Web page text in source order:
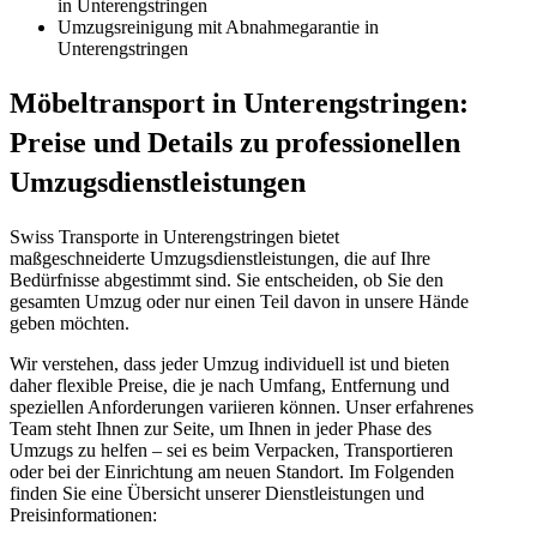
in Unterengstringen
Umzugsreinigung mit Abnahmegarantie in
Unterengstringen
Möbeltransport in Unterengstringen:
Preise und Details zu professionellen
Umzugsdienstleistungen
Swiss Transporte in Unterengstringen bietet
maßgeschneiderte Umzugsdienstleistungen, die auf Ihre
Bedürfnisse abgestimmt sind. Sie entscheiden, ob Sie den
gesamten Umzug oder nur einen Teil davon in unsere Hände
geben möchten.
Wir verstehen, dass jeder Umzug individuell ist und bieten
daher flexible Preise, die je nach Umfang, Entfernung und
speziellen Anforderungen variieren können. Unser erfahrenes
Team steht Ihnen zur Seite, um Ihnen in jeder Phase des
Umzugs zu helfen – sei es beim Verpacken, Transportieren
oder bei der Einrichtung am neuen Standort. Im Folgenden
finden Sie eine Übersicht unserer Dienstleistungen und
Preisinformationen: